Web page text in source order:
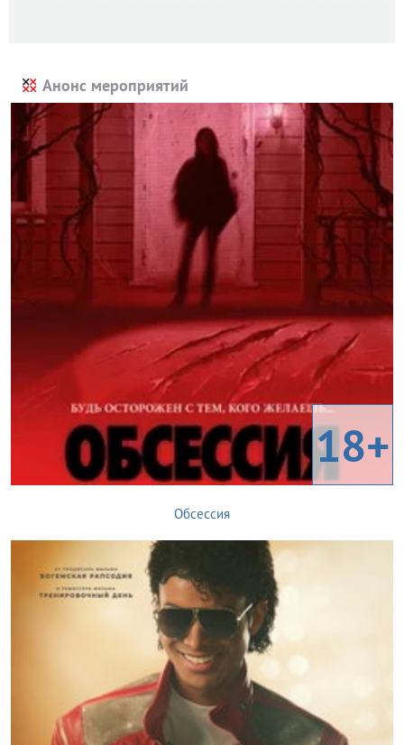
Анонс мероприятий
18+
Обсессия